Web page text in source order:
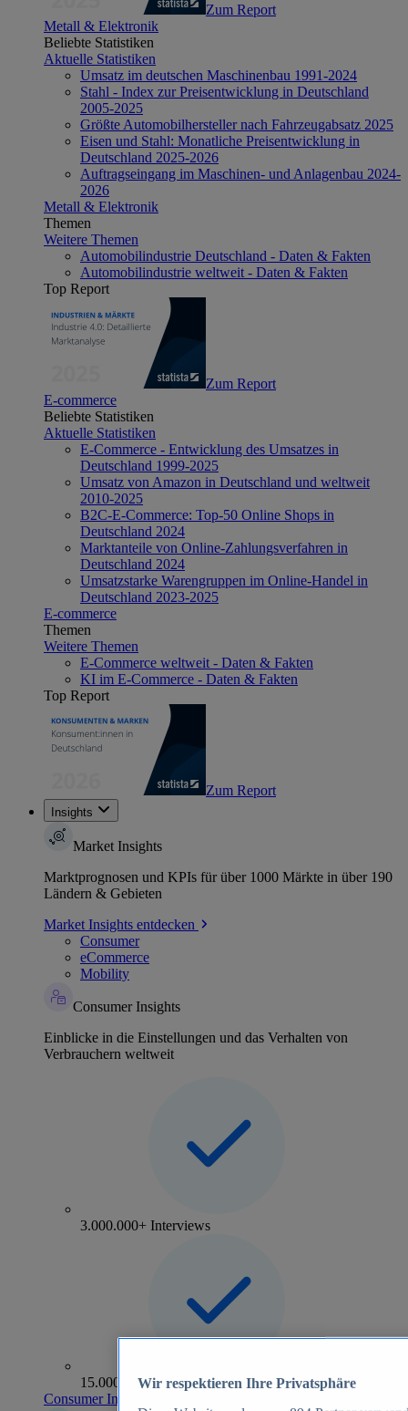
Zum Report
Metall & Elektronik
Beliebte Statistiken
Aktuelle Statistiken
Umsatz im deutschen Maschinenbau 1991-2024
Stahl - Index zur Preisentwicklung in Deutschland
2005-2025
Größte Automobilhersteller nach Fahrzeugabsatz 2025
Eisen und Stahl: Monatliche Preisentwicklung in
Deutschland 2025-2026
Auftragseingang im Maschinen- und Anlagenbau 2024-
2026
Metall & Elektronik
Themen
Weitere Themen
Automobilindustrie Deutschland - Daten & Fakten
Automobilindustrie weltweit - Daten & Fakten
Top Report
Zum Report
E-commerce
Beliebte Statistiken
Aktuelle Statistiken
E-Commerce - Entwicklung des Umsatzes in
Deutschland 1999-2025
Umsatz von Amazon in Deutschland und weltweit
2010-2025
B2C-E-Commerce: Top-50 Online Shops in
Deutschland 2024
Marktanteile von Online-Zahlungsverfahren in
Deutschland 2024
Umsatzstarke Warengruppen im Online-Handel in
Deutschland 2023-2025
E-commerce
Themen
Weitere Themen
E-Commerce weltweit - Daten & Fakten
KI im E-Commerce - Daten & Fakten
Top Report
Zum Report
Insights
Market Insights
Marktprognosen und KPIs für über 1000 Märkte in über 190
Ländern & Gebieten
Market Insights entdecken
Consumer
eCommerce
Mobility
Consumer Insights
Einblicke in die Einstellungen und das Verhalten von
Verbrauchern weltweit
3.000.000+ Interviews
15.000+ Marken
Consumer Insights entdecken
Wir respektieren Ihre Privatsphäre